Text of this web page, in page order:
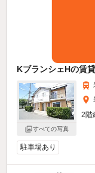
KブランシェHの賃
すべての写真
2階
駐車場あり